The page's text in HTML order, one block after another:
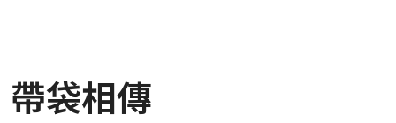
帶袋相傳